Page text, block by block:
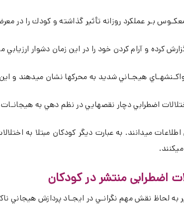
معكـوس بـر عملكرد روزانه تأثير گذاشته و كودك
كرده و آرام كردن خود را در اين زمان دشوار ارزيابي
واكـنشهـاي هيجـاني شديد به محركها نشان ميدهند
اضطرابي دچار نقصهايي در نظم دهي به
ميدانند. به عبارت ديگر كودكان مبتلا به
اضطرابی منتشر در کودکان
به لحاظ نقش مهم نگرانـي در ايجـاد پردازش هيجاني